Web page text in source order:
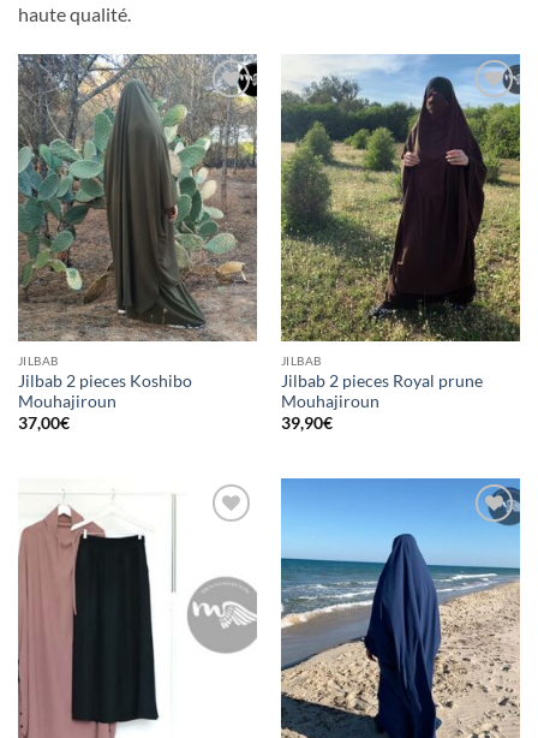
haute qualité.
Ajouter
à la liste
d’envies
JILBAB
Jilbab 2 pieces Koshibo
Mouhajiroun
37,00€
Ajouter
à la liste
d’envies
JILBAB
Jilbab 2 pieces Royal prune
Mouhajiroun
39,90€
d’envies